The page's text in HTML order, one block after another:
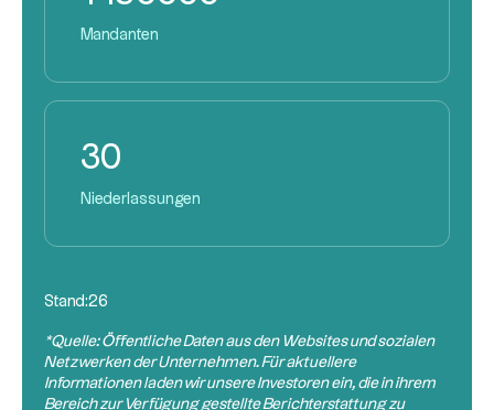
Mandanten
30
Niederlassungen
Stand:26
*Quelle: Öffentliche Daten aus den Websites und sozialen
Netzwerken der Unternehmen. Für aktuellere
Informationen laden wir unsere Investoren ein, die in ihrem
Bereich zur Verfügung gestellte Berichterstattung zu